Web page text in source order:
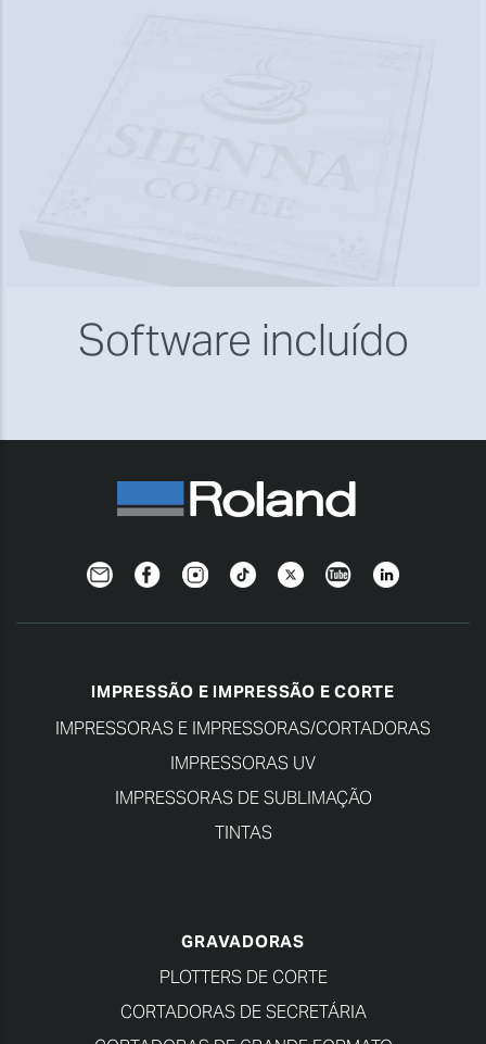
Software incluído
NewsletterFacebookInstagramTikTokTwitterYouTubeLinkedin
IMPRESSÃO E IMPRESSÃO E CORTE
IMPRESSORAS E IMPRESSORAS/CORTADORAS
IMPRESSORAS UV
IMPRESSORAS DE SUBLIMAÇÃO
TINTAS
GRAVADORAS
PLOTTERS DE CORTE
CORTADORAS DE SECRETÁRIA